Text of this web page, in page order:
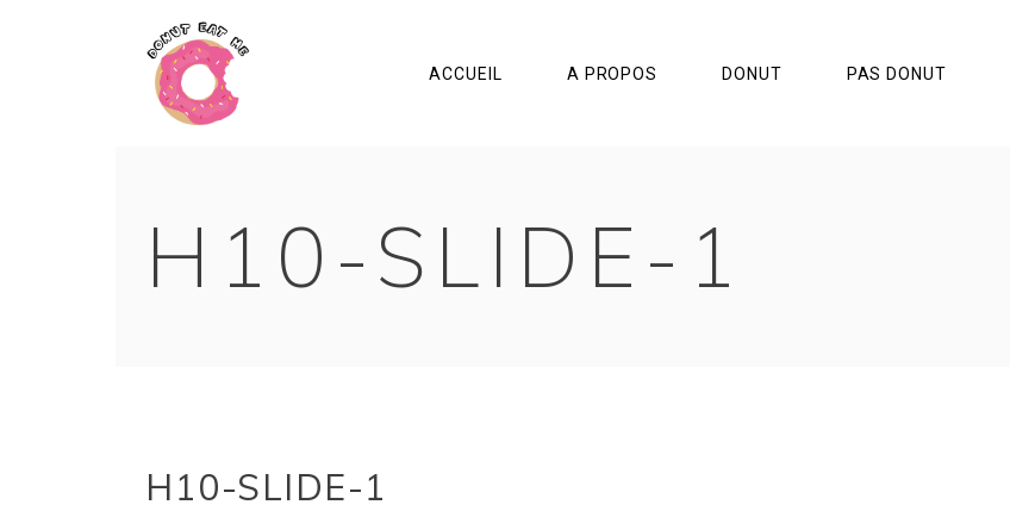
ACCUEIL A PROPOS DONUT PAS DONUT
H10-SLIDE-1
H10-SLIDE-1